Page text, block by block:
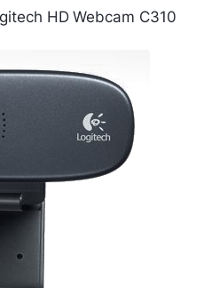
HD Webcam C310